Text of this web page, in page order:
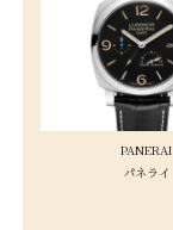
PANERAI
パネライ